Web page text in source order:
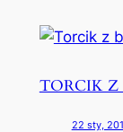
TORCIK Z
22 sty,